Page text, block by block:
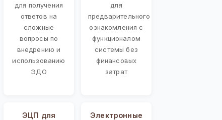
для получения
ответов на
сложные
вопросы по
внедрению и
использованию
ЭДО
для
предварительного
ознакомления с
функционалом
системы без
финансовых
затрат
ЭЦП для
Электронные